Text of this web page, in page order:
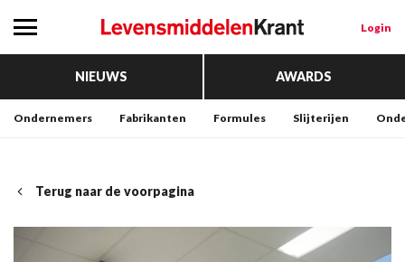
Login
NIEUWS AWARDS
Ondernemers Fabrikanten Formules Slijterijen
Terug naar de voorpagina